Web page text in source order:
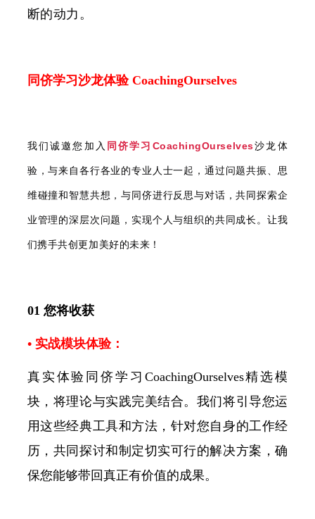
断的动力。
同侪学习沙龙体验 CoachingOurselves
我们诚邀您加入 同侪学习CoachingOurselves沙龙体
验，与来自各行各业的专业人士一起，通过问题共振、思
维碰撞和智慧共想，与同侪进行反思与对话，共同探索企
业管理的深层次问题，实现个人与组织的共同成长。让我
们携手共创更加美好的未来！
01 您将收获
• 实战模块体验：
真实体验同侪学习CoachingOurselves精选模
块，将理论与实践完美结合。我们将引导您运
用这些经典工具和方法，针对您自身的工作经
历，共同探讨和制定切实可行的解决方案，确
保您能够带回真正有价值的成果。